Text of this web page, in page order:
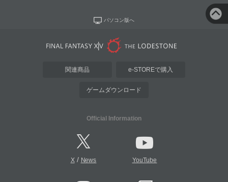
パソコン版へ
関連商品 e-STOREで購入
ゲームダウンロード
Official Information
X/ News YouTube